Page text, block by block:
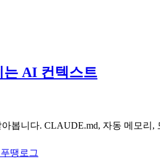
는 AI 컨텍스트
봅니다. CLAUDE.md, 자동 메모
푸땡로그